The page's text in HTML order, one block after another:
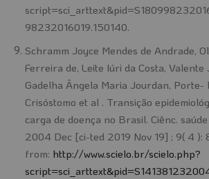
98232016019.150140.
Schramm Joyce Mendes de Andrade,
Ferreira de, Leite Iúri da Costa, Valente
Gadelha Ângela Maria Jourdan, Porte-
Crisóstomo et al . Transição
carga de doença no Brasil. Ciênc.
2004 Dec [ci-ted 2019 Nov 19] ; 9( 4 ):
from: http://www.scielo.br/scielo.php?